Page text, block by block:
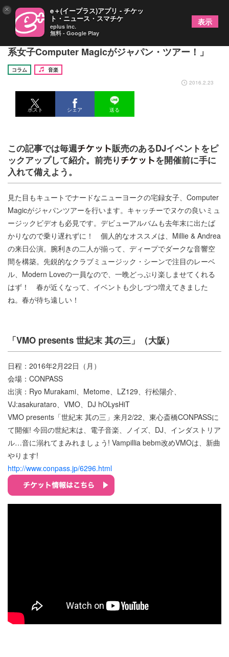
ウィークリーDJイベント（2月22日〜）「打ち込み
系女子Computer Magicがジャパン・ツアー！」
コラム
音楽
2016.2.23
ポスト シェア 送る
この記事では毎週
販売のあるDJイベントをピ
ックアップして紹介。前売り
を開催前に手に
入れて備えよう。
見た目もキュートでナードなニューヨークの宅録女子、Computer
Magicがジャパンツアーを行います。キャッチーでヌケの良いミュ
ージックビデオも必見です。デビューアルバムも去年末に出たば
かりなので乗り遅れずに！ 個人的なオススメは、Millie & Andrea
の来日公演。腕利きの二人が揃って、ディープでダークな音響空
間を構築。先鋭的なクラブミュージック・シーンで注目のレーベ
ル、Modern Loveの一員なので、一晩どっぷり楽しませてくれる
はず！ 春が近くなって、イベントも少しづつ増えてきました
ね。春が待ち遠しい！
「VMO presents 世紀末 其の三」（大阪）
日程：2016年2月22日（月）
会場：CONPASS
出演：Ryo Murakami、Metome、LZ129、行松陽介、
VJ:asakurataro、VMO、DJ hOLysHiT
VMO presents「世紀末 其の三」来月2/22、東心斎橋CONPASSに
て開催! 今回の世紀末は、電子音楽、ノイズ、DJ、インダストリア
ル…音に溺れてまみれましょう! Vampillia bebm改めVMOは、新曲
やります!
http://www.conpass.jp/6296.html
× e＋(イープラス)アプリ - チケッ
ト・ニュース・スマチケ
eplus inc.
無料 - Google Play
表示